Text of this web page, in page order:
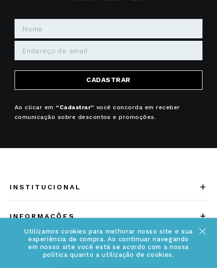
Utilizamos cookies para melhorar nosso site e sua
experiência de compra. Ao continuar navegando
em nosso site você está se acordo com a nossa
política quanto a utilização de cookies.
CADASTRAR
Ao clicar em “Cadastrar” você concorda em receber
comunicação sobre descontos e promoções.
INSTITUCIONAL +
Fale Conosco
INFORMAÇÕES +
Cuidados Especiais
Política de Troca e Devolução